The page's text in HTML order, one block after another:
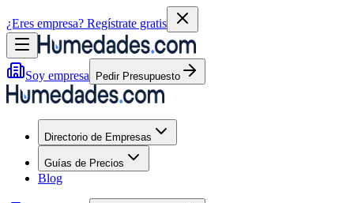
¿Eres empresa? Regístrate gratis
Soy empresa Pedir Presupuesto
Directorio de Empresas
Guías de Precios
Blog